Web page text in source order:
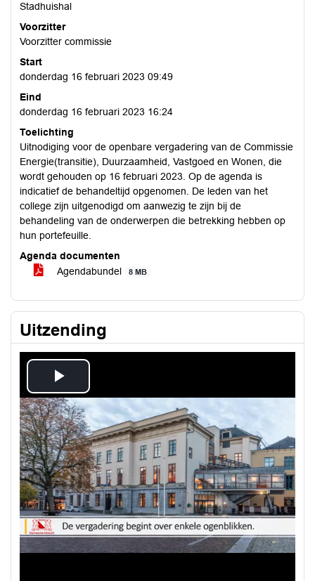
Stadhuishal
Voorzitter
Voorzitter commissie
Start
donderdag 16 februari 2023 09:49
Eind
donderdag 16 februari 2023 16:24
Toelichting
Uitnodiging voor de openbare vergadering van de Commissie
Energie(transitie), Duurzaamheid, Vastgoed en Wonen, die
wordt gehouden op 16 februari 2023. Op de agenda is
indicatief de behandeltijd opgenomen. De leden van het
college zijn uitgenodigd om aanwezig te zijn bij de
behandeling van de onderwerpen die betrekking hebben op
hun portefeuille.
Agenda documenten
Agendabundel
8 MB
Uitzending
Play
Video